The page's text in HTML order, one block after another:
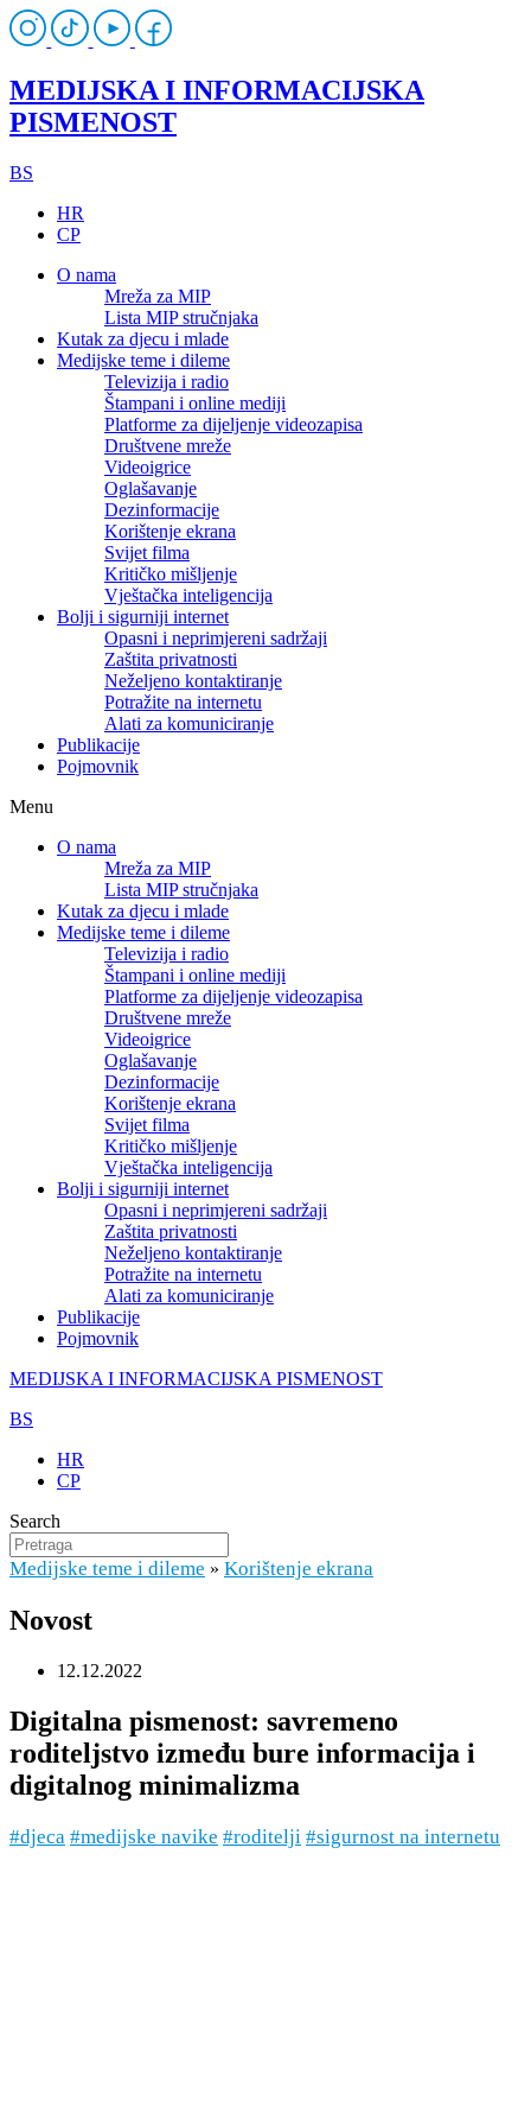
MEDIJSKA I INFORMACIJSKA
PISMENOST
BS
HR
CP
O nama
Mreža za MIP
Lista MIP stručnjaka
Kutak za djecu i mlade
Medijske teme i dileme
Televizija i radio
Štampani i online mediji
Platforme za dijeljenje videozapisa
Društvene mreže
Videoigrice
Oglašavanje
Dezinformacije
Korištenje ekrana
Svijet filma
Kritičko mišljenje
Vještačka inteligencija
Bolji i sigurniji internet
Opasni i neprimjereni sadržaji
Zaštita privatnosti
Neželjeno kontaktiranje
Potražite na internetu
Alati za komuniciranje
Publikacije
Pojmovnik
Menu
O nama
Mreža za MIP
Lista MIP stručnjaka
Kutak za djecu i mlade
Medijske teme i dileme
Televizija i radio
Štampani i online mediji
Platforme za dijeljenje videozapisa
Društvene mreže
Videoigrice
Oglašavanje
Dezinformacije
Korištenje ekrana
Svijet filma
Kritičko mišljenje
Vještačka inteligencija
Bolji i sigurniji internet
Opasni i neprimjereni sadržaji
Zaštita privatnosti
Neželjeno kontaktiranje
Potražite na internetu
Alati za komuniciranje
Publikacije
Pojmovnik
MEDIJSKA I INFORMACIJSKA PISMENOST
BS
HR
CP
Search
Medijske teme i dileme » Korištenje ekrana
Novost
12.12.2022
Digitalna pismenost: savremeno
roditeljstvo između bure informacija i
digitalnog minimalizma
#djeca #medijske navike #roditelji #sigurnost na internetu